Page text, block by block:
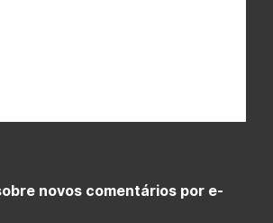
novos comentários por e-